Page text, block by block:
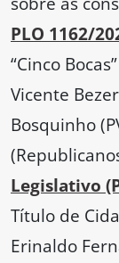
PLO 1162/
“Cinco
Vicente
Bosquinho
Legislativo
Título de
Erinaldo